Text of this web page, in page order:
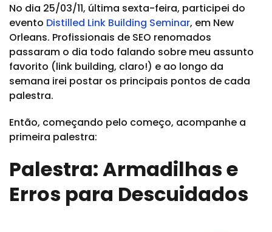
No dia 25/03/11, última sexta-feira, participei do
evento Distilled Link Building Seminar, em New
Orleans. Profissionais de SEO renomados
passaram o dia todo falando sobre meu assunto
favorito (link building, claro!) e ao longo da
semana irei postar os principais pontos de cada
palestra.
Então, começando pelo começo, acompanhe a
primeira palestra:
Palestra: Armadilhas e
Erros para Descuidados